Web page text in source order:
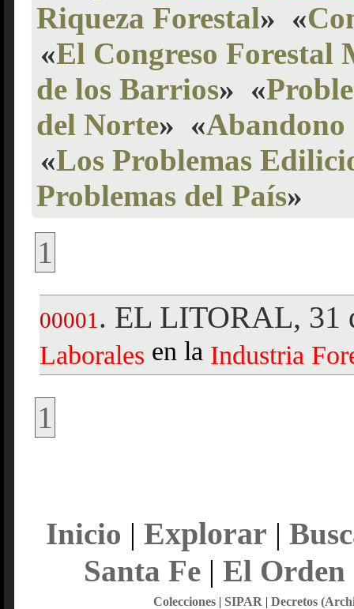
Riqueza Forestal» «
«El Congreso Forestal
de los Barrios» «
del Norte» «Abandono
«Los Problemas
Problemas del País»
1
00001 . EL LITORAL, 31
Laborales en la Industria
1
Inicio | Explorar |
Santa Fe| El Orden
Colecciones| SIPAR | Decretos